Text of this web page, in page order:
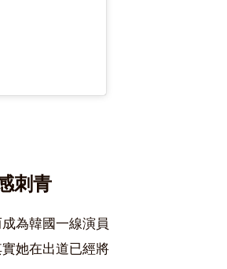
刺青
為韓國一線演員
她在出道已經將